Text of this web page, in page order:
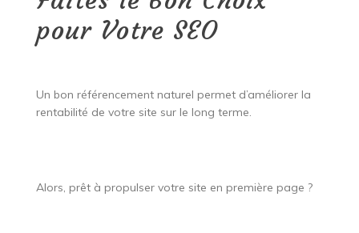
pour Votre SEO
Un bon référencement naturel permet d’améliorer la
rentabilité de votre site sur le long terme.
Alors, prêt à propulser votre site en première page ?